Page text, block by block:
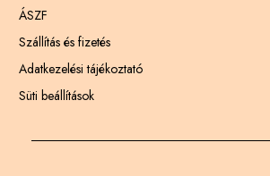
ÁSZF
Szállítás és fizetés
Adatkezelési tájékoztató
Süti beállítások